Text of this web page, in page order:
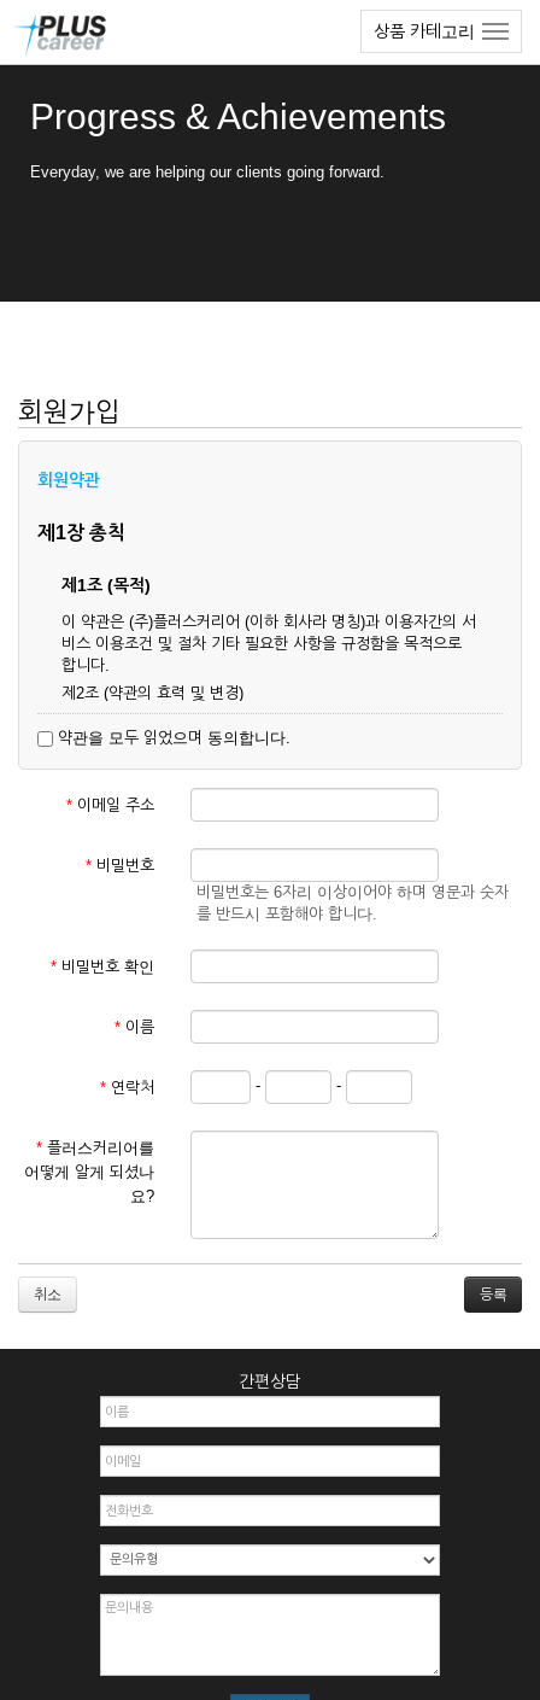
상품 카테고리
Progress & Achievements
Everyday, we are helping our clients going forward.
회원가입
회원약관
제1장 총칙
제1조 (목적)
이 약관은 (주)플러스커리어 (이하 회사라 명칭)과 이용자간의 서
비스 이용조건 및 절차 기타 필요한 사항을 규정함을 목적으로
합니다.
제2조 (약관의 효력 및 변경)
업상 중요 하거나 합리적인 사유가 발생할 경우 온라인 공사를
통하여 변경할 수 있습니다.
② 회원은 변경된 약관에 동의하지 않을 경우 서비스 이용을 중
단하고 이용계약을 해지할 수 있습니다. 약관의 효력 발생일 이
것으로 간주됩니다.
제3조 (약관의 외 준칙)
관계법령의 규정에 따릅니다.
① 서비스 이용계약은 서비스 이용 희망자가 본 약관에 동의한
를 심사, 승낙함으로써 성립하며, 회사는 신청자의 실명 확인 절
차를 밟을 수 있습니다.
② 회원가입시 입력한 ID는 변경할 수 없으며, 회원 1인당 한 개
의 ID가 발급됩니다. 부득이한 경우로 인해 변경하고자 하는 경
거절하거나 취소할 수 있으며, 실명으로 등록하지 않은 자의 일
2. 개인정보를 허위로 기재하여 신청할 경우
3. 경쟁 관게에 있는 이용자가 신청할 경우
4. 타인의 서비스 이용을 방해하거나, 정보를 도용한 경우
6. 이용자가 영업활동 또는 부정한 용도로 본 서비스를 이용할
7. 회사의 정보를 사전 승낙 없이 전재, 변조, 복사하여 이용하
8. 기타 회사가 정한 제반 사항을 위반하며 신청하는 경우
제5조 (서비스의 이용 및 중지)
② 시스템 점검, 교체 및 고장, 기술적인 이유, 국가비상사태, 정
약관을 모두 읽었으며 동의합니다.
* 이메일 주소
* 비밀번호
비밀번호는 6자리 이상이어야 하며 영문과 숫자
를 반드시 포함해야 합니다.
* 비밀번호 확인
* 이름
* 연락처 - -
* 플러스커리어를
어떻게 알게 되셨나
요?
취소
간편상담